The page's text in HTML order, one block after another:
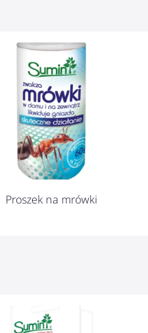
Proszek na mrówki